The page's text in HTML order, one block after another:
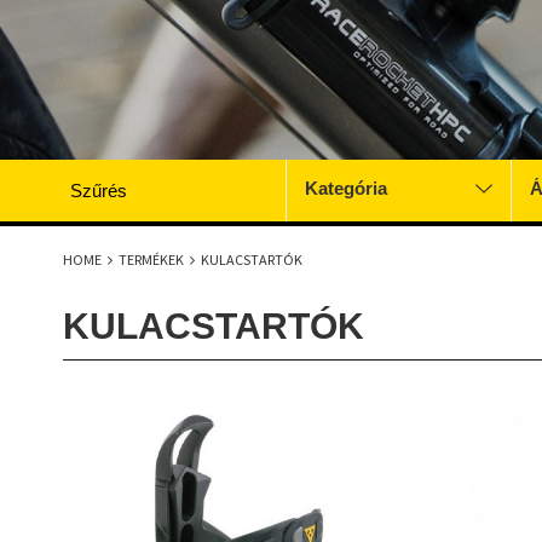
Szűrés Kategória
HOME TERMÉKEK KULACSTARTÓK
KULACSTARTÓK